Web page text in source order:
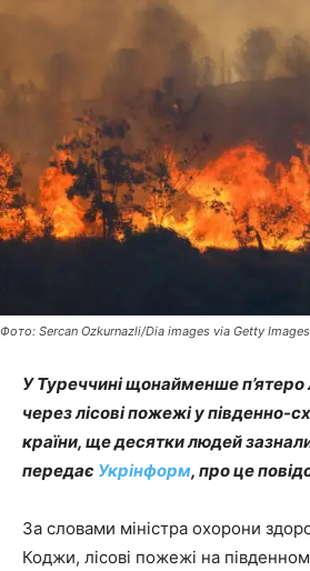
Фото: Sercan Ozkurnazli/Dia images via Getty Images
У Туреччині щонайменше
через лісові пожежі у південно-
країни, ще десятки людей
передає Укрінформ, про це
За словами міністра охорони
Коджи, лісові пожежі на